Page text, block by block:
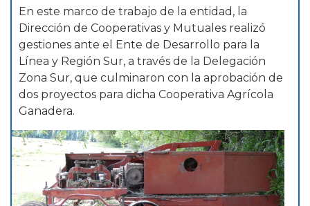
En este marco de trabajo de la entidad, la
Dirección de Cooperativas y Mutuales realizó
gestiones ante el Ente de Desarrollo para la
Línea y Región Sur, a través de la Delegación
Zona Sur, que culminaron con la aprobación de
dos proyectos para dicha Cooperativa Agrícola
Ganadera.